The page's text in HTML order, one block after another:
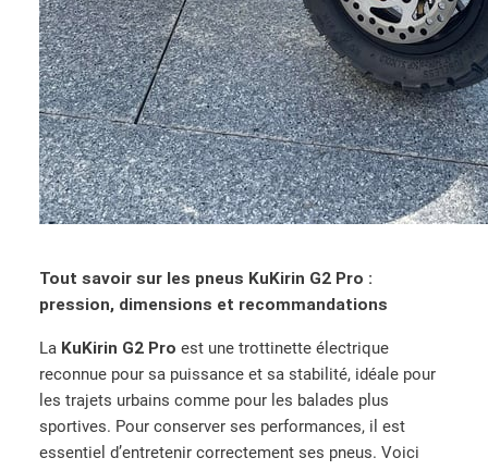
Tout savoir sur les pneus KuKirin G2 Pro :
pression, dimensions et recommandations
La KuKirin G2 Pro est une trottinette électrique
reconnue pour sa puissance et sa stabilité, idéale pour
les trajets urbains comme pour les balades plus
sportives. Pour conserver ses performances, il est
essentiel d’entretenir correctement ses pneus. Voici